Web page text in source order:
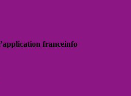
franceinfo